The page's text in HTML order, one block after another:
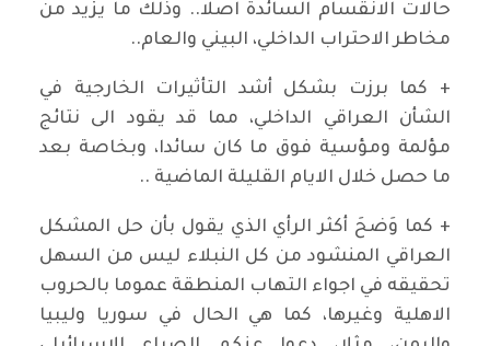
حالات الانقسام السائدة اصلا.. وذلك ما يزيد من
مخاطر الاحتراب الداخلي، البيني والعام..
+ كما برزت بشكل أشد التأثيرات الخارجية في
الشأن العراقي الداخلي، مما قد يقود الى نتائج
مؤلمة ومؤسية فوق ما كان سائدا، وبخاصة بعد
ما حصل خلال الايام القليلة الماضية ..
+ كما وَضحَ أكثر الرأي الذي يقول بأن حل المشكل
العراقي المنشود من كل النبلاء ليس من السهل
تحقيقه في اجواء التهاب المنطقة عموما بالحروب
الاهلية وغيرها، كما هي الحال في سوريا وليبيا